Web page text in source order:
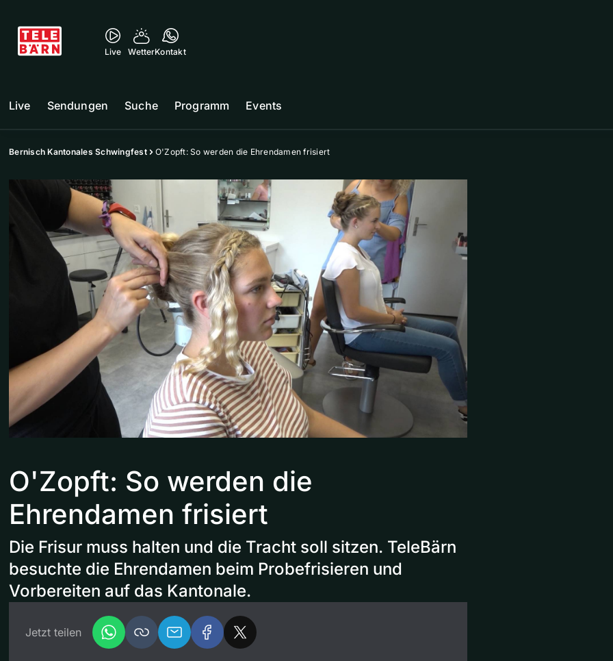
Live WetterKontakt
Live Sendungen Suche Programm Events
Bernisch Kantonales Schwingfest O'Zopft: So werden die Ehrendamen frisiert
O'Zopft: So werden die
Ehrendamen frisiert
Die Frisur muss halten und die Tracht soll sitzen. TeleBärn
besuchte die Ehrendamen beim Probefrisieren und
Vorbereiten auf das Kantonale.
Jetzt teilen